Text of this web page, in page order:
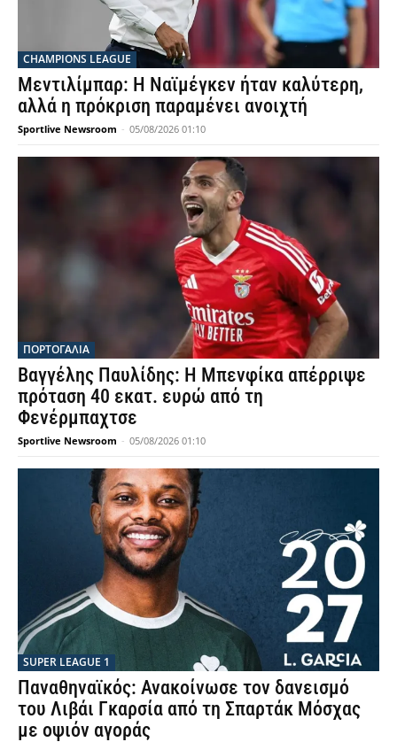
CHAMPIONS LEAGUE
Μεντιλίμπαρ: Η Ναϊμέγκεν ήταν καλύτερη,
αλλά η πρόκριση παραμένει ανοιχτή
Sportlive Newsroom - 05/08/2026 01:10
ΠΟΡΤΟΓΑΛΙΑ
Βαγγέλης Παυλίδης: Η Μπενφίκα απέρριψε
πρόταση 40 εκατ. ευρώ από τη
Φενέρμπαχτσε
Sportlive Newsroom - 05/08/2026 01:10
SUPER LEAGUE 1
Παναθηναϊκός: Ανακοίνωσε τον δανεισμό
του Λιβάι Γκαρσία από τη Σπαρτάκ Μόσχας
με οψιόν αγοράς